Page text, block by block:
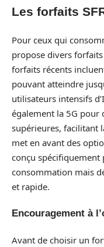
Les forfaits
Pour ceux qui
propose divers
forfaits récents
pouvant atteindre
utilisateurs intensifs
également la 5G pour
supérieures, facilitant
met en avant des
conçu spécifiquement
consommation mais
et rapide.
Encouragement à
Avant de choisir un